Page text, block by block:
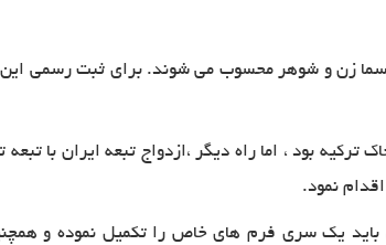
زن و شوهر محسوب می شوند. برای ثبت رسمی این
بود ، اما راه دیگر ،ازدواج تبعه ایران با
نمود.
یک سری فرم های خاص را تکمیل نموده و